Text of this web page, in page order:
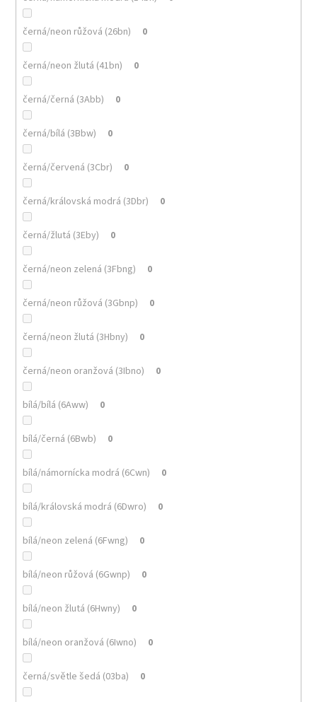
černá/neon růžová (26bn) 0
černá/neon žlutá (41bn) 0
černá/černá (3Abb) 0
černá/bílá (3Bbw) 0
černá/červená (3Cbr) 0
černá/královská modrá (3Dbr) 0
černá/žlutá (3Eby) 0
černá/neon zelená (3Fbng) 0
černá/neon růžová (3Gbnp) 0
černá/neon žlutá (3Hbny) 0
černá/neon oranžová (3Ibno) 0
bílá/bílá (6Aww) 0
bílá/černá (6Bwb) 0
bílá/námornícka modrá (6Cwn) 0
bílá/královská modrá (6Dwro) 0
bílá/neon zelená (6Fwng) 0
bílá/neon růžová (6Gwnp) 0
bílá/neon žlutá (6Hwny) 0
bílá/neon oranžová (6Iwno) 0
černá/světle šedá (03ba) 0